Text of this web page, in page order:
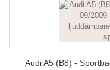
Audi A5 (B8) -